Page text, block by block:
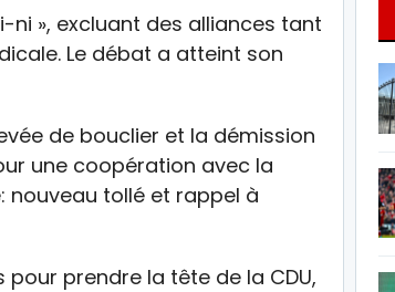
ni », excluant des alliances tant
Le débat a atteint son
de bouclier et la démission
une coopération avec la
nouveau tollé et rappel à
prendre la tête de la CDU,